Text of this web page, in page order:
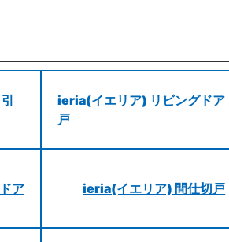
ieria(イエリア) リビングドア
戸
ア ieria(イエリア) 間仕切戸